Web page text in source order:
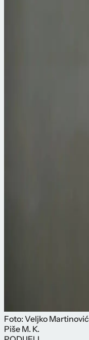
Foto: Veljko Martinović
Piše M. K.